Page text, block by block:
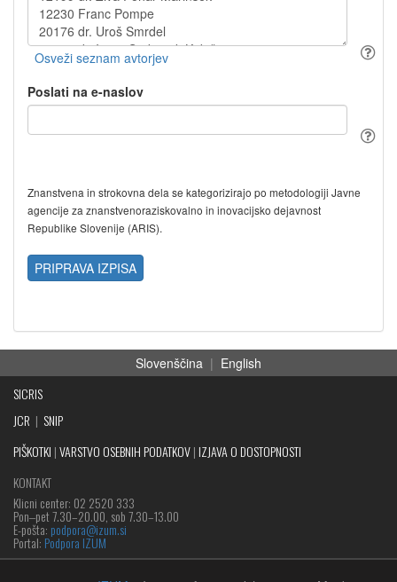
Poslati na e-naslov
Znanstvena in strokovna dela se kategorizirajo po metodologiji Javne
agencije za znanstvenoraziskovalno in inovacijsko dejavnost
Republike Slovenije (ARIS).
PRIPRAVA IZPISA
Slovenščina | English
SICRIS
JCR | SNIP
PIŠKOTKI |VARSTVO OSEBNIH PODATKOV| IZJAVA O DOSTOPNOSTI
KONTAKT
Klicni center: 02 2520 333
Pon‒pet 7.30–20.00, sob 7.30–13.00
E-pošta: podpora@izum.si
Portal: Podpora IZUM